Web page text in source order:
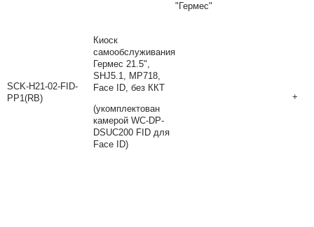
"Гермес"
SCK-H21-02-FID-
PP1(RB)
Киоск
самообслуживания
Гермес 21.5",
SHJ5.1, MP718,
Face ID, без ККТ
(укомплектован
камерой WC-DP-
DSUC200 FID для
Face ID)
+